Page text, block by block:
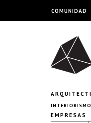
INTERIORISMO
EMPRESAS
COMUNIDAD